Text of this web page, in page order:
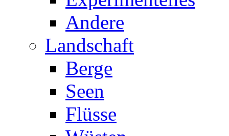
Andere
Landschaft
Berge
Seen
Flüsse